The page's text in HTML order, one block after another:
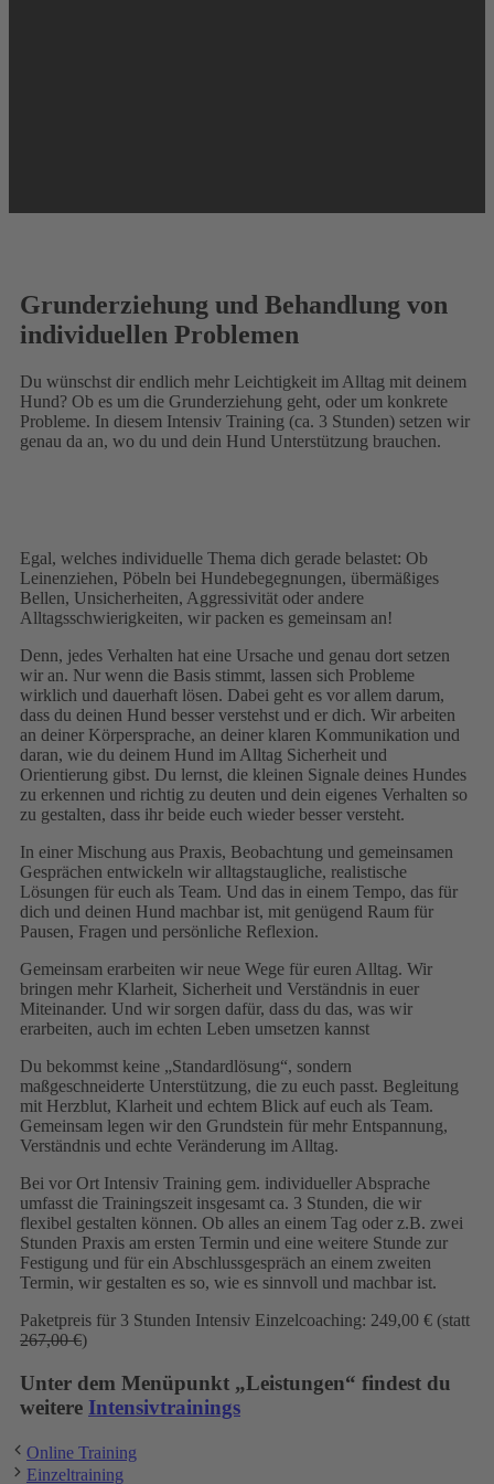
Grunderziehung und Behandlung von
individuellen Problemen
Du wünschst dir endlich mehr Leichtigkeit im Alltag mit deinem
Hund? Ob es um die Grunderziehung geht, oder um konkrete
Probleme. In diesem Intensiv Training (ca. 3 Stunden) setzen wir
genau da an, wo du und dein Hund Unterstützung brauchen.
Egal, welches individuelle Thema dich gerade belastet: Ob
Leinenziehen, Pöbeln bei Hundebegegnungen, übermäßiges
Bellen, Unsicherheiten, Aggressivität oder andere
Alltagsschwierigkeiten, wir packen es gemeinsam an!
Denn, jedes Verhalten hat eine Ursache und genau dort setzen
wir an. Nur wenn die Basis stimmt, lassen sich Probleme
wirklich und dauerhaft lösen. Dabei geht es vor allem darum,
dass du deinen Hund besser verstehst und er dich. Wir arbeiten
an deiner Körpersprache, an deiner klaren Kommunikation und
daran, wie du deinem Hund im Alltag Sicherheit und
Orientierung gibst. Du lernst, die kleinen Signale deines Hundes
zu erkennen und richtig zu deuten und dein eigenes Verhalten so
zu gestalten, dass ihr beide euch wieder besser versteht.
In einer Mischung aus Praxis, Beobachtung und gemeinsamen
Gesprächen entwickeln wir alltagstaugliche, realistische
Lösungen für euch als Team. Und das in einem Tempo, das für
dich und deinen Hund machbar ist, mit genügend Raum für
Pausen, Fragen und persönliche Reflexion.
Gemeinsam erarbeiten wir neue Wege für euren Alltag. Wir
bringen mehr Klarheit, Sicherheit und Verständnis in euer
Miteinander. Und wir sorgen dafür, dass du das, was wir
erarbeiten, auch im echten Leben umsetzen kannst
Du bekommst keine „Standardlösung“, sondern
maßgeschneiderte Unterstützung, die zu euch passt. Begleitung
mit Herzblut, Klarheit und echtem Blick auf euch als Team.
Gemeinsam legen wir den Grundstein für mehr Entspannung,
Verständnis und echte Veränderung im Alltag.
Bei vor Ort Intensiv Training gem. individueller Absprache
umfasst die Trainingszeit insgesamt ca. 3 Stunden, die wir
flexibel gestalten können. Ob alles an einem Tag oder z.B. zwei
Stunden Praxis am ersten Termin und eine weitere Stunde zur
Festigung und für ein Abschlussgespräch an einem zweiten
Termin, wir gestalten es so, wie es sinnvoll und machbar ist.
Paketpreis für 3 Stunden Intensiv Einzelcoaching: 249,00 € (statt
267,00 €)
Unter dem Menüpunkt „Leistungen“ findest du
weitere Intensivtrainings
Online Training
Einzeltraining